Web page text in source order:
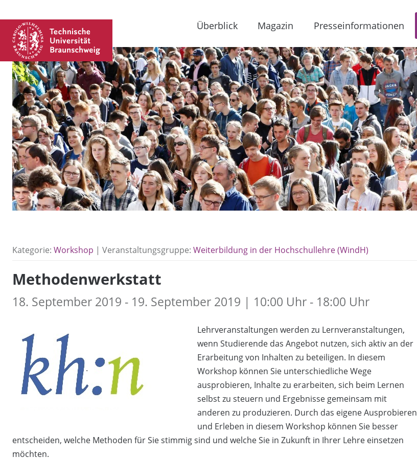
Überblick Magazin Presseinformationen
Kategorie: Workshop | Veranstaltungsgruppe: Weiterbildung in der Hochschullehre (WindH)
Methodenwerkstatt
18. September 2019 - 19. September 2019 | 10:00 Uhr - 18:00 Uhr
Lehrveranstaltungen werden zu Lernveranstaltungen,
wenn Studierende das Angebot nutzen, sich aktiv an der
Erarbeitung von Inhalten zu beteiligen. In diesem
Workshop können Sie unterschiedliche Wege
ausprobieren, Inhalte zu erarbeiten, sich beim Lernen
selbst zu steuern und Ergebnisse gemeinsam mit
anderen zu produzieren. Durch das eigene Ausprobieren
und Erleben in diesem Workshop können Sie besser
entscheiden, welche Methoden für Sie stimmig sind und welche Sie in Zukunft in Ihrer Lehre einsetzen
möchten.